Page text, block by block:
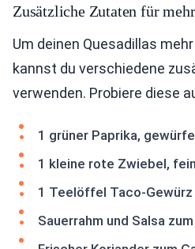
Zusätzliche Zutaten für
Um deinen Quesadillas
kannst du verschiedene
verwenden. Probiere diese
1 grüner Paprika,
1 kleine rote Zwiebel,
1 Teelöffel Taco-Gewürz
Sauerrahm und Salsa